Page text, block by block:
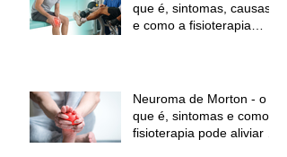
que é, sintomas, causas
e como a fisioterapia
Neuroma de Morton - o
que é, sintomas e como a
fisioterapia pode aliviar a